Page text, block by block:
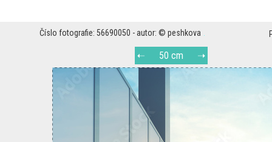
Číslo fotografie: 56690050 - autor: © peshkova
50 cm